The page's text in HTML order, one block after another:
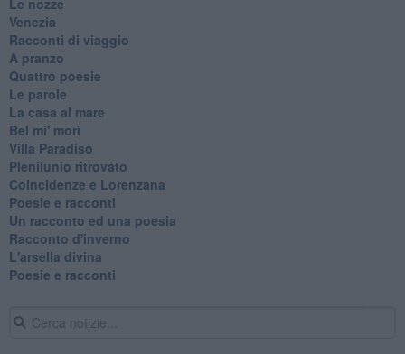
Venezia
Racconti di viaggio
A pranzo
Quattro poesie
Le parole
La casa al mare
Bel mi' morì
Villa Paradiso
Plenilunio ritrovato
Coincidenze e Lorenzana
Poesie e racconti
Un racconto ed una poesia
Racconto d'inverno
​L'arsella divina
Poesie e racconti